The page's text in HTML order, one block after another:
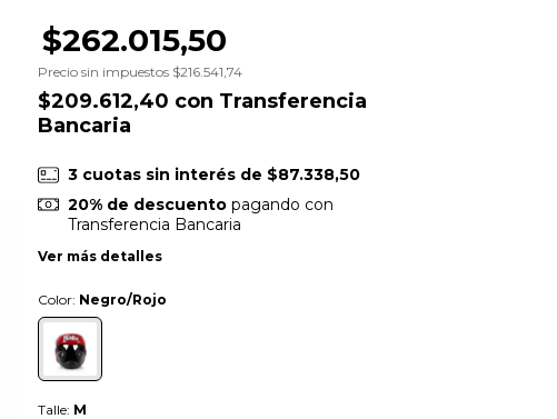
$262.015,50
Precio sin impuestos $216.541,74
$209.612,40 con Transferencia
Bancaria
3 cuotas sin interés de $87.338,50
20% de descuentopagando con
Transferencia Bancaria
Ver más detalles
Color: Negro/Rojo
Talle: M